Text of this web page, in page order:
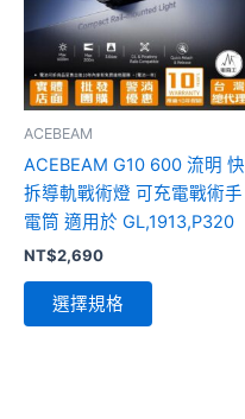
ACEBEAM
ACEBEAM G10 600 流明 快
拆導軌戰術燈 可充電戰術手
電筒 適用於 GL,1913,P320
NT$2,690
選擇規格
多
種
款
式。
產
品
擇